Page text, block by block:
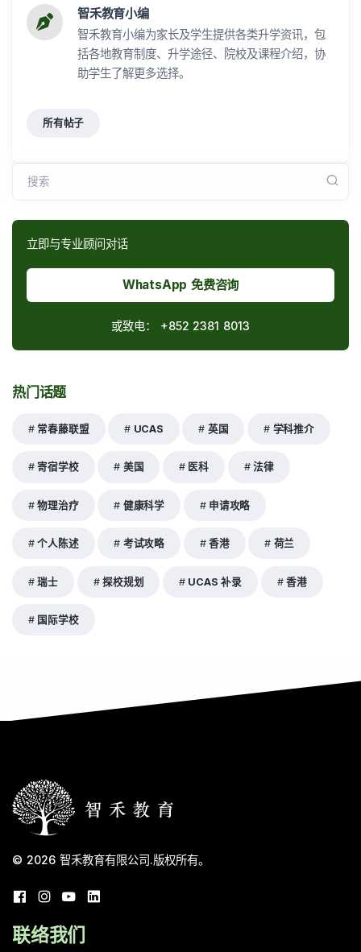
智禾教育小编
智禾教育小编为家长及学生提供各类升学资讯，包
括各地教育制度、升学途径、院校及课程介绍，协
助学生了解更多选择。
所有帖子
搜索
立即与专业顾问对话
WhatsApp 免费咨询
或致电： +852 2381 8013
热门话题
常春藤联盟 UCAS 英国 学科推介
寄宿学校 美国 医科 法律
物理治疗 健康科学 申请攻略
个人陈述 考试攻略 香港 荷兰
瑞士 探校规划 UCAS 补录 香港
国际学校
© 2026 智禾教育有限公司.版权所有。
联络我们